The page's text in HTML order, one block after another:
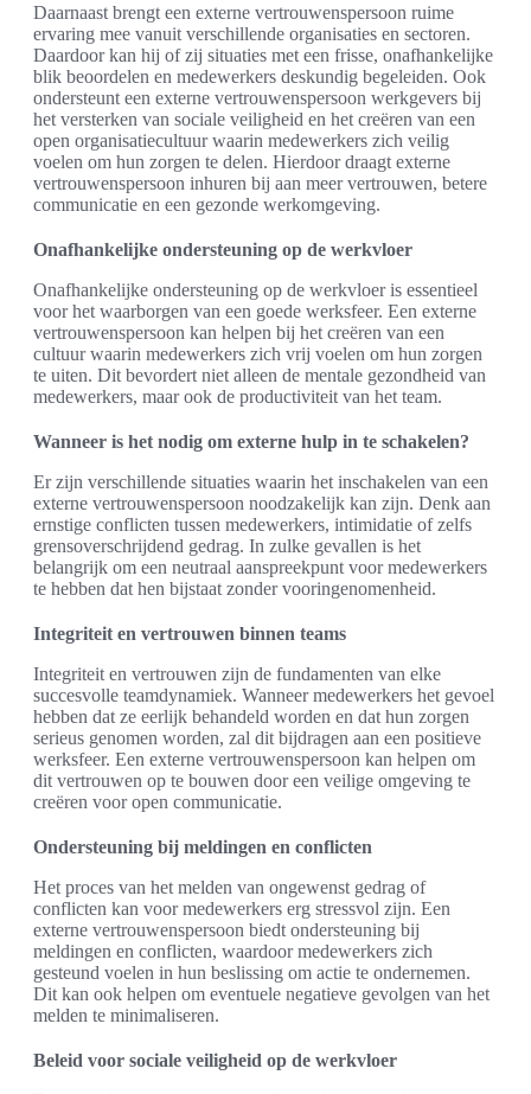
Daarnaast brengt een externe vertrouwenspersoon ruime
ervaring mee vanuit verschillende organisaties en sectoren.
Daardoor kan hij of zij situaties met een frisse, onafhankelijke
blik beoordelen en medewerkers deskundig begeleiden. Ook
ondersteunt een externe vertrouwenspersoon werkgevers bij
het versterken van sociale veiligheid en het creëren van een
open organisatiecultuur waarin medewerkers zich veilig
voelen om hun zorgen te delen. Hierdoor draagt externe
vertrouwenspersoon inhuren bij aan meer vertrouwen, betere
communicatie en een gezonde werkomgeving.
Onafhankelijke ondersteuning op de werkvloer
Onafhankelijke ondersteuning op de werkvloer is essentieel
voor het waarborgen van een goede werksfeer. Een externe
vertrouwenspersoon kan helpen bij het creëren van een
cultuur waarin medewerkers zich vrij voelen om hun zorgen
te uiten. Dit bevordert niet alleen de mentale gezondheid van
medewerkers, maar ook de productiviteit van het team.
Wanneer is het nodig om externe hulp in te schakelen?
Er zijn verschillende situaties waarin het inschakelen van een
externe vertrouwenspersoon noodzakelijk kan zijn. Denk aan
ernstige conflicten tussen medewerkers, intimidatie of zelfs
grensoverschrijdend gedrag. In zulke gevallen is het
belangrijk om een neutraal aanspreekpunt voor medewerkers
te hebben dat hen bijstaat zonder vooringenomenheid.
Integriteit en vertrouwen binnen teams
Integriteit en vertrouwen zijn de fundamenten van elke
succesvolle teamdynamiek. Wanneer medewerkers het gevoel
hebben dat ze eerlijk behandeld worden en dat hun zorgen
serieus genomen worden, zal dit bijdragen aan een positieve
werksfeer. Een externe vertrouwenspersoon kan helpen om
dit vertrouwen op te bouwen door een veilige omgeving te
creëren voor open communicatie.
Ondersteuning bij meldingen en conflicten
Het proces van het melden van ongewenst gedrag of
conflicten kan voor medewerkers erg stressvol zijn. Een
externe vertrouwenspersoon biedt ondersteuning bij
meldingen en conflicten, waardoor medewerkers zich
gesteund voelen in hun beslissing om actie te ondernemen.
Dit kan ook helpen om eventuele negatieve gevolgen van het
melden te minimaliseren.
Beleid voor sociale veiligheid op de werkvloer